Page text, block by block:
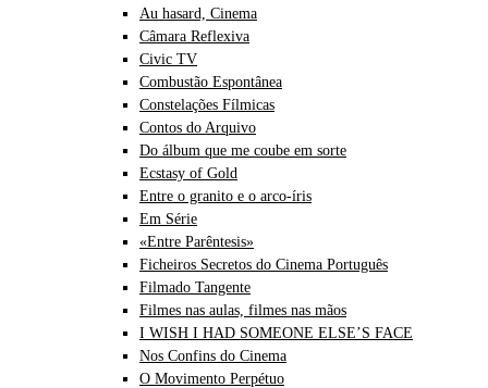
Au hasard, Cinema
Câmara Reflexiva
Civic TV
Combustão Espontânea
Constelações Fílmicas
Contos do Arquivo
Do álbum que me coube em sorte
Ecstasy of Gold
Entre o granito e o arco-íris
Em Série
«Entre Parêntesis»
Ficheiros Secretos do Cinema Português
Filmado Tangente
Filmes nas aulas, filmes nas mãos
I WISH I HAD SOMEONE ELSE’S FACE
Nos Confins do Cinema
O Movimento Perpétuo